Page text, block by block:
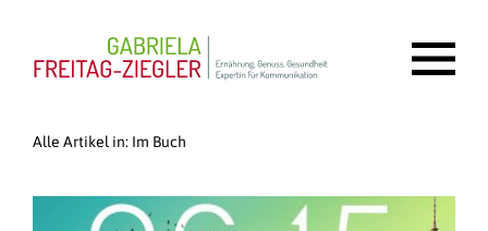
Alle Artikel in: Im Buch